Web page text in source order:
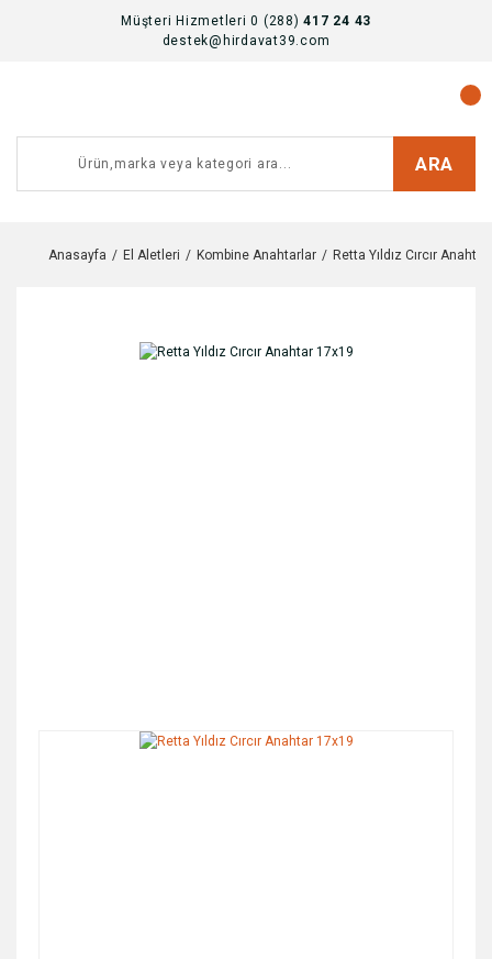
Müşteri Hizmetleri 0 (288)417 24 43
destek@hirdavat39.com
ARA
Anasayfa El Aletleri Kombine Anahtarlar Retta Yıldız Cırcır